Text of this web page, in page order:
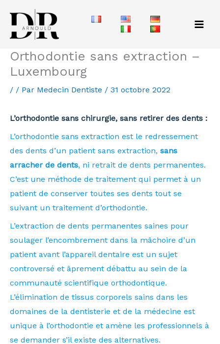
contenu
Orthodontie sans extraction –
Luxembourg
/ / Par Medecin Dentiste / 31 octobre 2022
L’orthodontie sans chirurgie, sans retirer des dents :
L’orthodontie sans extraction est le redressement
des dents d’un patient sans extraction, sans
arracher de dents, ni retrait de dents permanentes.
C’est une méthode de traitement qui permet à un
patient de conserver toutes ses dents tout se
suivant un traitement d’orthodontie.
L’extraction de dents permanentes saines pour
soulager l’encombrement dans la mâchoire d’un
patient avant l’appareil dentaire est un sujet
controversé et âprement débattu au sein de la
communauté scientifique orthodontique.
L’élimination de tissus corporels sains dans les
domaines de la dentisterie et de la médecine est
unique à l’orthodontie et amène les professionnels à
se demander s’il existe des alternatives.